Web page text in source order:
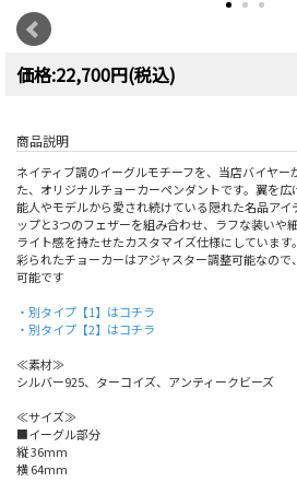
価格:22,700円(税込)
商品説明
ネイティブ調のイーグルモチーフを、当店バイヤ
た、オリジナルチョーカーペンダントです。翼を
能人やモデルから愛され続けている隠れた名品ア
ップと3つのフェザーを組み合わせ、ラフな装いや
ライト感を持たせたカスタマイズ仕様にしていま
彩られたチョーカーはアジャスター調整可能なの
可能です
・別タイプ【1】はコチラ
・別タイプ【2】はコチラ
≪素材≫
シルバー925、ターコイズ、アンティークビーズ
≪サイズ≫
■イーグル部分
縦 36mm
横 64mm